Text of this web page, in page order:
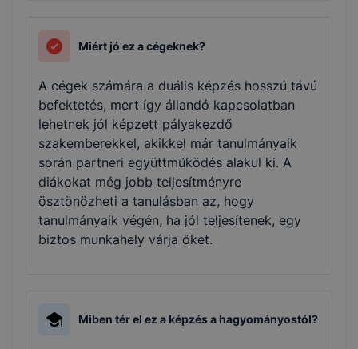
Miért jó ez a cégeknek?
A cégek számára a duális képzés hosszú távú
befektetés, mert így állandó kapcsolatban
lehetnek jól képzett pályakezdő
szakemberekkel, akikkel már tanulmányaik
során partneri együttműködés alakul ki. A
diákokat még jobb teljesítményre
ösztönözheti a tanulásban az, hogy
tanulmányaik végén, ha jól teljesítenek, egy
biztos munkahely várja őket.
Miben tér el ez a képzés a hagyományostól?